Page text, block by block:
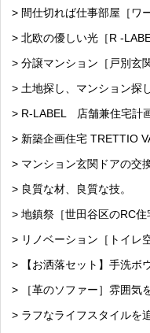
> 間仕切れば仕事部屋［ワ
> 北欧の優しい光［R -
> 分譲マンション［戸別玄
> 土地探し、マンション探
> R-LABEL 店舗兼住宅計
> 新築企画住宅 TRETTIO
> マンション玄関ドアの交
> 良質な材、良質な技。
> 地鎮祭［世田谷区のRC住
> リノベーション［トイレ空
> 【お洒落セット】手洗ボ
> ［革のソファー］雰囲気
> ラフなライフスタイルを